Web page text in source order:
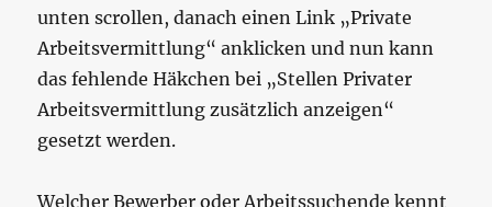
unten scrollen, danach einen Link „Private
Arbeitsvermittlung“ anklicken und nun kann
das fehlende Häkchen bei „Stellen Privater
Arbeitsvermittlung zusätzlich anzeigen“
gesetzt werden.
Welcher Bewerber oder Arbeitssuchende kennt